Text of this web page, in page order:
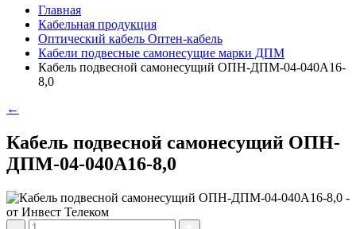
Главная
Кабельная продукция
Оптический кабель Оптен-кабель
Кабели подвесные самонесущие марки ДПМ
Кабель подвесной самонесущий ОПН-ДПМ-04-040А16-
8,0
←
Кабель подвесной самонесущий ОПН-
ДПМ-04-040А16-8,0